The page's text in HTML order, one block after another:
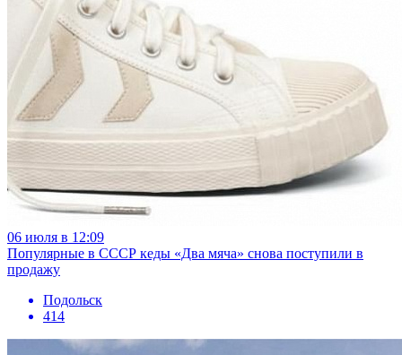
06 июля в 12:09
Популярные в СССР кеды «Два мяча» снова поступили в
продажу
Подольск
414